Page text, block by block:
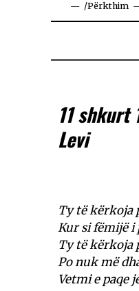
/Përkthim
11 shkurt
Levi
Ty të kërkoja
Kur si fëmijë i
Ty të kërkoja
Po nuk më
Vetmi e paqe